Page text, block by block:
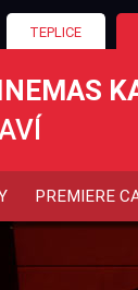
TEPLICE
PREMIERE